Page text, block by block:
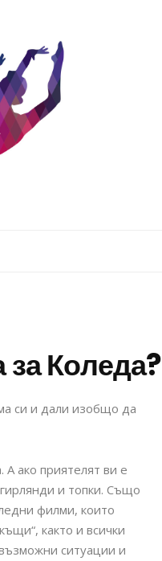
за Коледа?
си и дали изобщо да
ако приятелят ви е
и топки. Също
филми, които
както и всички
ситуации и